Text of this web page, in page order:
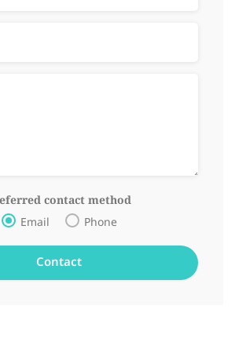
contact method
Email Phone